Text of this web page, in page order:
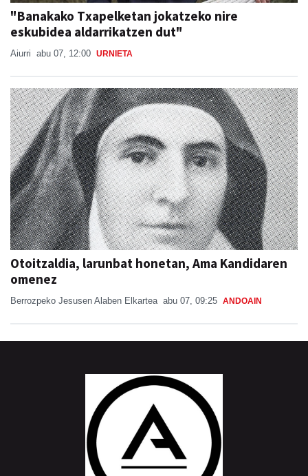
"Banakako Txapelketan jokatzeko nire
eskubidea aldarrikatzen dut"
Aiurri abu 07, 12:00 URNIETA
Otoitzaldia, larunbat honetan, Ama Kandidaren
omenez
Berrozpeko Jesusen Alaben Elkartea abu 07, 09:25 ANDOAIN